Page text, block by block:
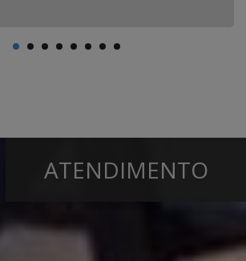
ATENDIMENTO